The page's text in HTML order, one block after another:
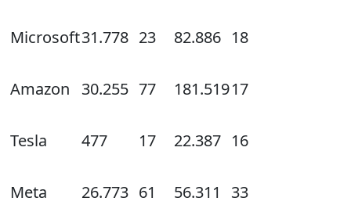
Microsoft31.778 23 82.886 18
Amazon 30.255 77 181.51917
Tesla 477 17 22.387 16
Meta 26.773 61 56.311 33